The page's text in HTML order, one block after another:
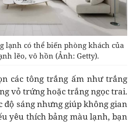
lạnh có thể biến phòng khách của
lẽo, vô hồn (Ảnh: Getty).
các tông trắng ấm như trắng
vỏ trứng hoặc trắng ngọc trai.
độ sáng nhưng giúp không gian
yêu thích bảng màu lạnh, bạn